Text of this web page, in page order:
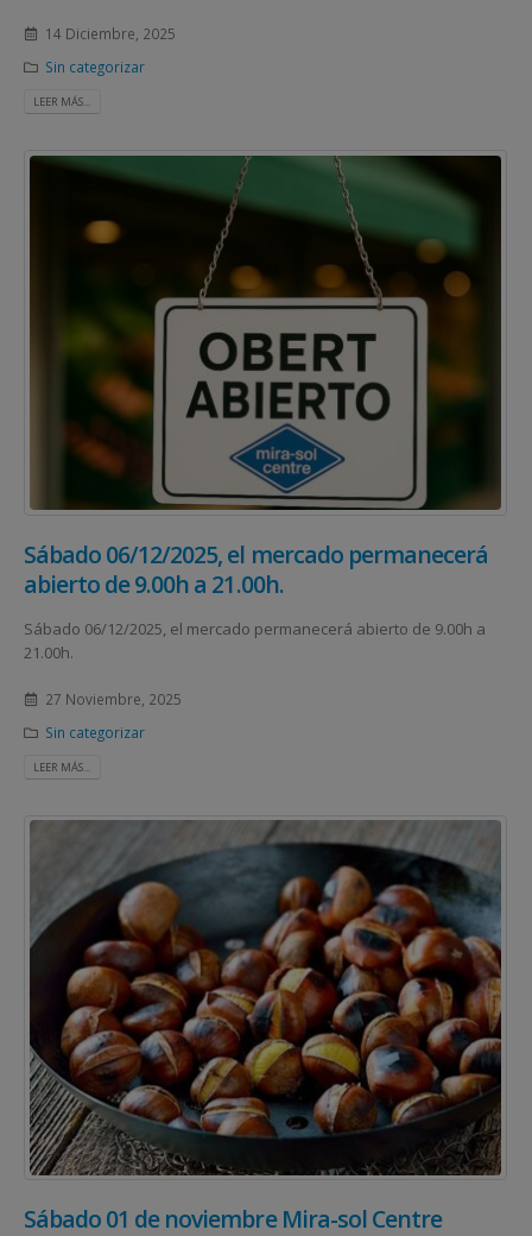
14 Diciembre, 2025
Sin categorizar
LEER MÁS...
Sábado 06/12/2025, el mercado permanecerá
abierto de 9.00h a 21.00h.
Sábado 06/12/2025, el mercado permanecerá abierto de 9.00h a
21.00h.
27 Noviembre, 2025
Sin categorizar
LEER MÁS...
Sábado 01 de noviembre Mira-sol Centre